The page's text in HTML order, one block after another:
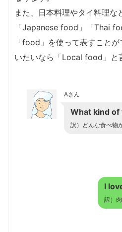
また、日本料理やタイ料理な
「Japanese food」「Thai
「food」を使って表すこと
いたいなら「Local food」と
Aさん
What kind of
訳）どんな食べ物
I
訳）